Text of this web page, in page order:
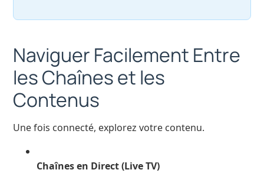
Naviguer Facilement Entre
les Chaînes et les
Contenus
Une fois connecté, explorez votre contenu.
Chaînes en Direct (Live TV)